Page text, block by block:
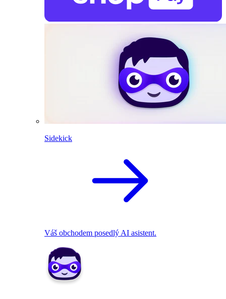
Sidekick
Váš obchodem posedlý AI asistent.